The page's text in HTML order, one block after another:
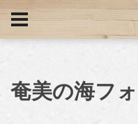
奄美の海フ